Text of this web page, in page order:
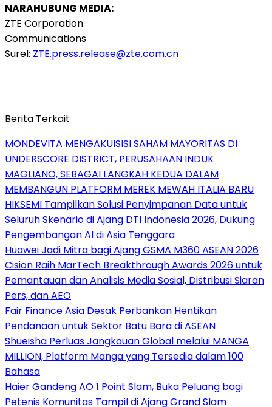
NARAHUBUNG MEDIA:
ZTE Corporation
Communications
Surel: ZTE.press.release@zte.com.cn
Berita Terkait
MONDEVITA MENGAKUISISI SAHAM MAYORITAS DI
UNDERSCORE DISTRICT, PERUSAHAAN INDUK
MAGLIANO, SEBAGAI LANGKAH KEDUA DALAM
MEMBANGUN PLATFORM MEREK MEWAH ITALIA BARU
HIKSEMI Tampilkan Solusi Penyimpanan Data untuk
Seluruh Skenario di Ajang DTI Indonesia 2026, Dukung
Pengembangan AI di Asia Tenggara
Huawei Jadi Mitra bagi Ajang GSMA M360 ASEAN 2026
Cision Raih MarTech Breakthrough Awards 2026 untuk
Pemantauan dan Analisis Media Sosial, Distribusi Siaran
Pers, dan AEO
Fair Finance Asia Desak Perbankan Hentikan
Pendanaan untuk Sektor Batu Bara di ASEAN
Shueisha Perluas Jangkauan Global melalui MANGA
MILLION, Platform Manga yang Tersedia dalam 100
Bahasa
Haier Gandeng AO 1 Point Slam, Buka Peluang bagi
Petenis Komunitas Tampil di Ajang Grand Slam